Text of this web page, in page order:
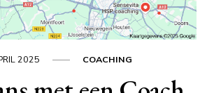
2025 COACHING